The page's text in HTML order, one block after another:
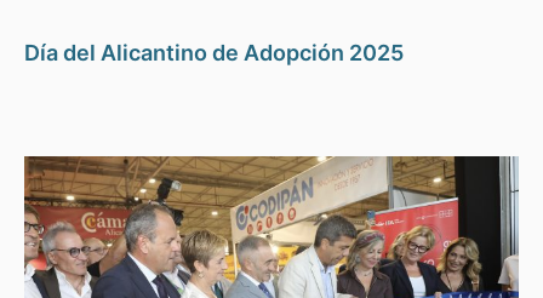
Día del Alicantino de Adopción 2025